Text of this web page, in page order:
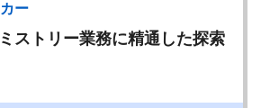
ー
ストリー業務に精通した探索